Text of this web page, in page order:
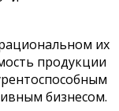
их
продукции
бизнесом.